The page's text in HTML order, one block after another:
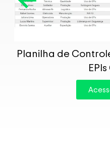
Planilha de